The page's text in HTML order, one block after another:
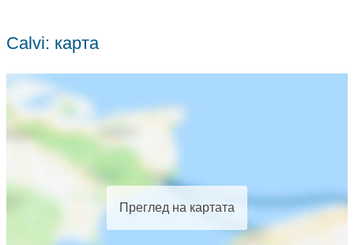
Calvi: карта
Преглед на картата